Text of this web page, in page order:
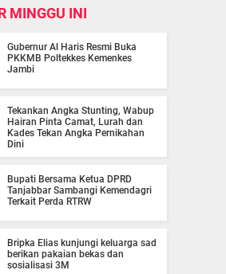
MINGGU INI
Gubernur Al Haris Resmi Buka
PKKMB Poltekkes Kemenkes
Jambi
Tekankan Angka Stunting, Wabup
Hairan Pinta Camat, Lurah dan
Kades Tekan Angka Pernikahan
Dini
Bupati Bersama Ketua DPRD
Tanjabbar Sambangi Kemendagri
Terkait Perda RTRW
Bripka Elias kunjungi keluarga sad
berikan pakaian bekas dan
sosialisasi 3M